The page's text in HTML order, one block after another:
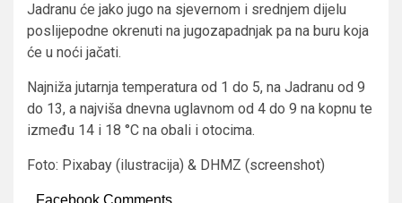
Jadranu će jako jugo na sjevernom i srednjem dijelu
poslijepodne okrenuti na jugozapadnjak pa na buru koja
će u noći jačati.
Najniža jutarnja temperatura od 1 do 5, na Jadranu od 9
do 13, a najviša dnevna uglavnom od 4 do 9 na kopnu te
između 14 i 18 °C na obali i otocima.
Foto: Pixabay (ilustracija) & DHMZ (screenshot)